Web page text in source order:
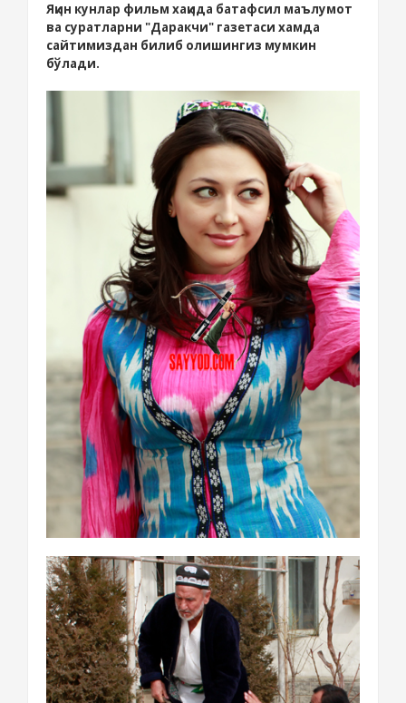
Яқин кунлар фильм хақида батафсил маълумот
ва суратларни "Даракчи" газетаси хамда
сайтимиздан билиб олишингиз мумкин
бўлади.